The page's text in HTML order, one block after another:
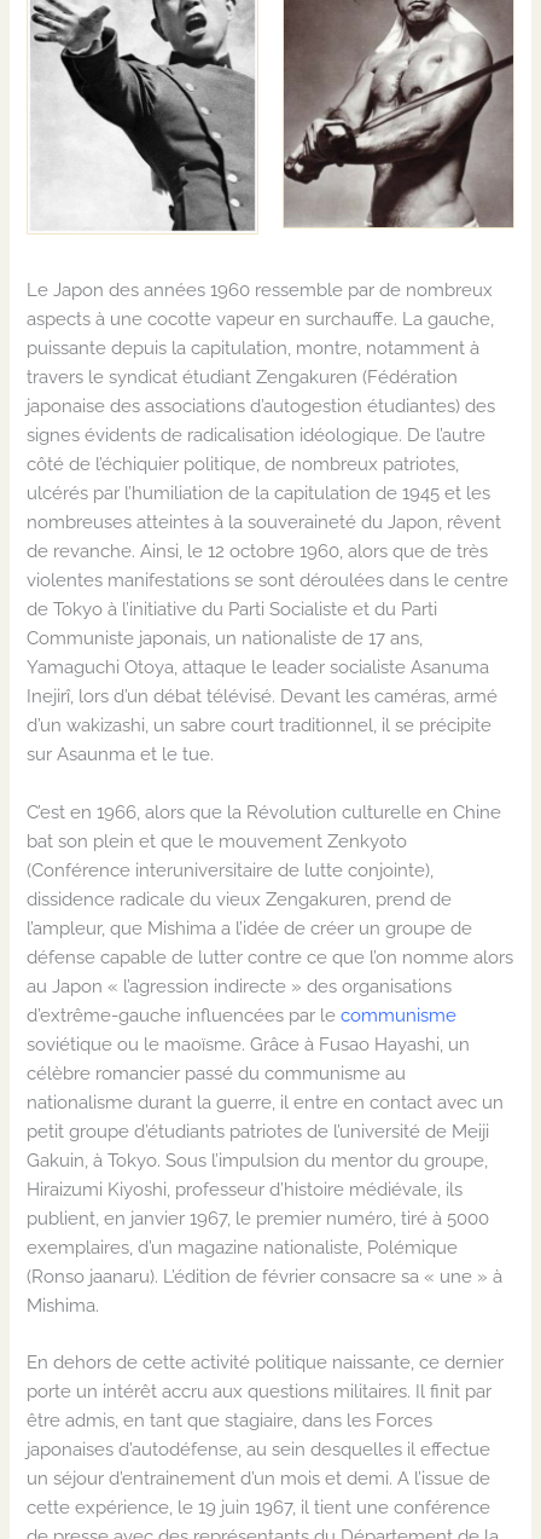
Le Japon des années 1960 ressemble par de nombreux
aspects à une cocotte vapeur en surchauffe. La gauche,
puissante depuis la capitulation, montre, notamment à
travers le syndicat étudiantZengakuren (Fédération
japonaise des associations d’autogestion étudiantes) des
signes évidents de radicalisation idéologique. De l’autre
côté de l’échiquier politique, de nombreux patriotes,
ulcérés par l’humiliation de la capitulation de 1945 et les
nombreuses atteintes à la souveraineté du Japon, rêvent
de revanche. Ainsi, le 12 octobre 1960, alors que detrès
violentes manifestations se sont déroulées dans le centre
de Tokyo à l’initiative du Parti Socialiste et du Parti
Communiste japonais, un nationaliste de 17 ans,
YamaguchiOtoya, attaque le leader socialisteAsanuma
Inejirî, lors d’un débat télévisé. Devant les caméras, armé
d’unwakizashi, un sabre court traditionnel, il se précipite
surAsaunma et letue.
C’est en 1966, alors que la Révolution culturelle en Chine
bat son plein et que le mouvementZenkyoto
(Conférence interuniversitaire de lutte conjointe)
dissidence radicale du vieuxZengakuren prend de
l’ampleur, que Mishima a l’idée de créer un groupe de
défense capable de lutter contre ce que l’on nomme alors
au Japon « l’agression indirecte » des organisations
d’extrême-gauche influencées par lecommunisme
soviétique ou le maoïsme.Grâce à Fusao Hayashi , un
célèbre romancier passé du communisme au
nationalisme durant la guerre, il entre en contact avec un
petit groupe d’étudiants patriotes de l’université de Meiji
Gakuin à Tokyo. Sous l’impulsion du mentor du groupe,
Hiraizumi Kiyoshi professeur d’histoire médiévale ils
publient en janvier 1967, le premier numéro, tiré à 5000
exemplaires, d’un magazine nationaliste Polémique
(Ronso jaanaru). L ’édition de février consacre sa « une » à
Mishima.
En dehors de cette activité politique naissante, ce dernier
porte un intérêt accru aux questions militaires. Il finit par
être admis, en tant que stagiaire,dans les Forces
japonaises d’autodéfense au sein desquelles il effectue
un séjour d’entrainement d’un mois et demi. A l’issue de
cette expérience, le 19 juin 1967, il tient une conférence